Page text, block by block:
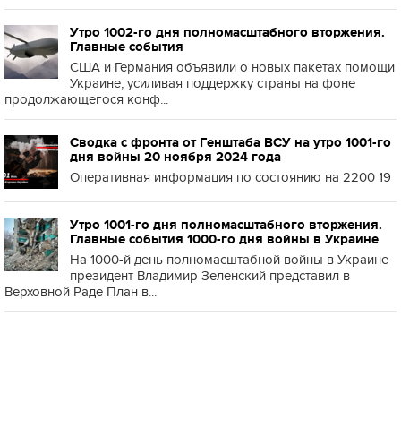
Утро 1002-го дня полномасштабного вторжения.
Главные события
США и Германия объявили о новых пакетах помощи
Украине, усиливая поддержку страны на фоне
продолжающегося конф...
Сводка с фронта от Генштаба ВСУ на утро 1001-го
дня войны 20 ноября 2024 года
Оперативная информация по состоянию на 2200 19
Утро 1001-го дня полномасштабного вторжения.
Главные события 1000-го дня войны в Украине
На 1000-й день полномасштабной войны в Украине
президент Владимир Зеленский представил в
Верховной Раде План в...